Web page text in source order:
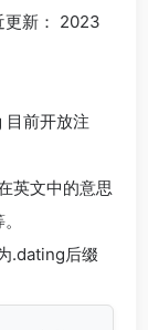
新： 2023
目前开放注
英文中的意思
.dating后缀